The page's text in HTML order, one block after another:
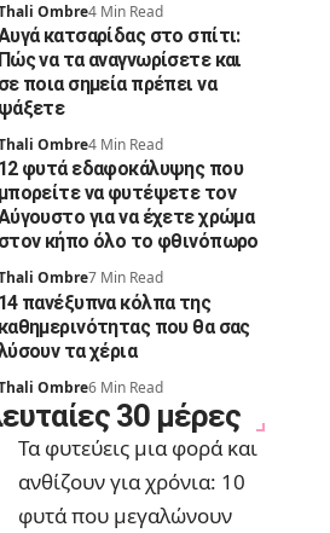
Ombre4 Min Read
κατσαρίδας στο σπίτι:
Πώς να τα αναγνωρίσετε και
σε ποια σημεία πρέπει να
ψάξετε
Ombre4 Min Read
12 φυτά εδαφοκάλυψης που
μπορείτε να φυτέψετε τον
για να έχετε χρώμα
στον κήπο όλο το φθινόπωρο
Ombre7 Min Read
14 πανέξυπνα κόλπα της
καθημερινότητας που θα σας
τα χέρια
Ombre6 Min Read
30 μέρες
Τα φυτεύεις μια φορά και
ανθίζουν για χρόνια: 10
φυτά που μεγαλώνουν